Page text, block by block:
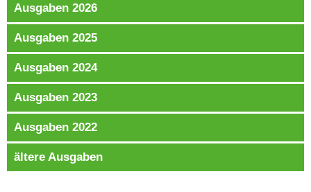
Ausgaben 2026
Ausgaben 2025
Ausgaben 2024
Ausgaben 2023
Ausgaben 2022
ältere Ausgaben